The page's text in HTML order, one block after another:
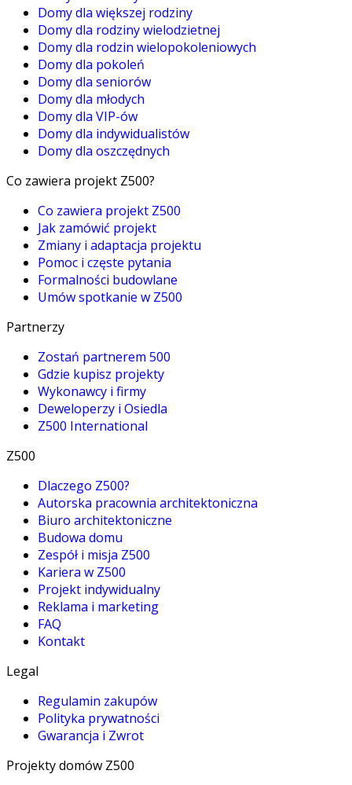
Domy dla większej rodziny
Domy dla rodziny wielodzietnej
Domy dla rodzin wielopokoleniowych
Domy dla pokoleń
Domy dla seniorów
Domy dla młodych
Domy dla VIP-ów
Domy dla indywidualistów
Domy dla oszczędnych
Co zawiera projekt Z500?
Co zawiera projekt Z500
Jak zamówić projekt
Zmiany i adaptacja projektu
Pomoc i częste pytania
Formalności budowlane
Umów spotkanie w Z500
Partnerzy
Zostań partnerem 500
Gdzie kupisz projekty
Wykonawcy i firmy
Deweloperzy i Osiedla
Z500 International
Z500
Dlaczego Z500?
Autorska pracownia architektoniczna
Biuro architektoniczne
Budowa domu
Zespół i misja Z500
Kariera w Z500
Projekt indywidualny
Reklama i marketing
FAQ
Kontakt
Legal
Regulamin zakupów
Polityka prywatności
Gwarancja i Zwrot
Projekty domów Z500